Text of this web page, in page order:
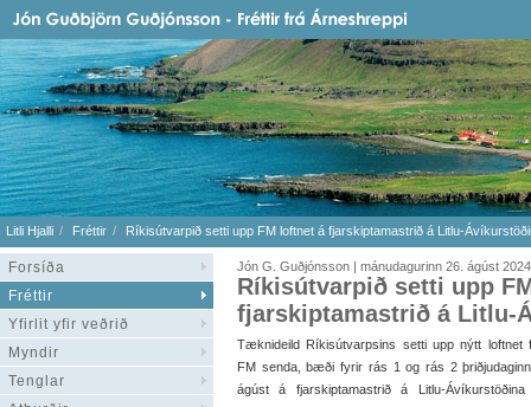
Litli Hjalli Fréttir Ríkisútvarpið setti upp FM loftnet á fjarskiptamastrið á Litlu-
Forsíða
Fréttir
Yfirlit yfir veðrið
Myndir
Tenglar
Jón G. Guðjónsson | mánudagurinn 26. ágúst 2024
Ríkisútvarpið setti upp
fjarskiptamastrið á Litlu-
Tæknideild Ríkisútvarpsins setti upp nýtt loftnet
FM senda, bæði fyrir rás 1 og rás 2
ágúst á fjarskiptamastrið á Litlu-Ávíkurstöðina